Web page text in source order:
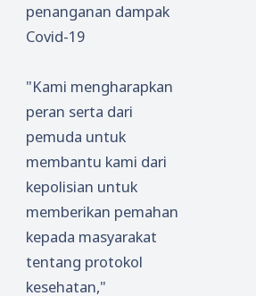
penanganan dampak
Covid-19
"Kami mengharapkan
peran serta dari
pemuda untuk
membantu kami dari
kepolisian untuk
memberikan pemahan
kepada masyarakat
tentang protokol
kesehatan,"